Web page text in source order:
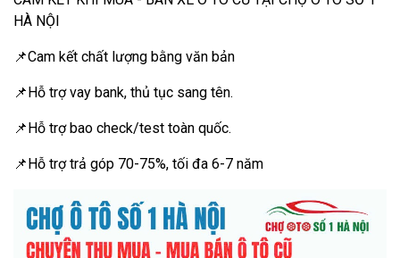
HÀ NỘI
📌Cam kết chất lượng bằng văn bản
📌Hỗ trợ vay bank, thủ tục sang tên.
📌Hỗ trợ bao check/test toàn quốc.
📌Hỗ trợ trả góp 70-75%, tối đa 6-7 năm